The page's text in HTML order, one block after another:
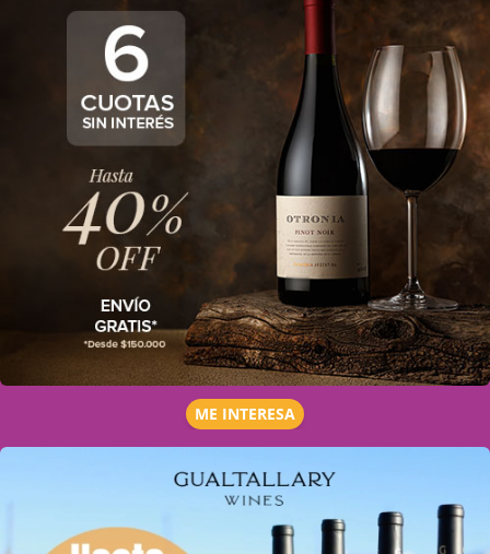
ME INTERESA